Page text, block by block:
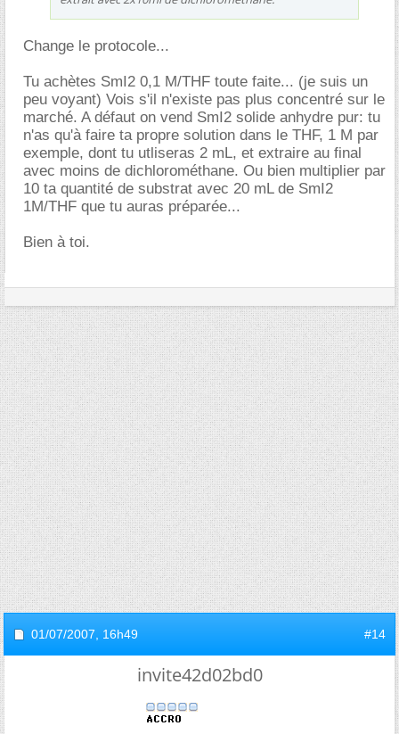
Change le protocole...
Tu achètes SmI2 0,1 M/THF toute faite... (je suis un
peu voyant) Vois s'il n'existe pas plus concentré sur le
marché. A défaut on vend SmI2 solide anhydre pur: tu
n'as qu'à faire ta propre solution dans le THF, 1 M par
exemple, dont tu utliseras 2 mL, et extraire au final
avec moins de dichlorométhane. Ou bien multiplier par
10 ta quantité de substrat avec 20 mL de SmI2
1M/THF que tu auras préparée...
Bien à toi.
01/07/2007, 16h49 #14
invite42d02bd0